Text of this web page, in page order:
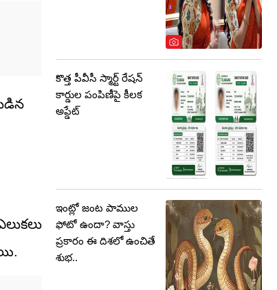
కొత్త పీవీసీ స్మార్ట్ రేషన్
కార్డుల పంపిణీపై కీలక
అప్డేట్
ఇంట్లో జంట పాముల
ఫోటో ఉందా? వాస్తు
ప్రకారం ఈ దిశలో ఉంచితే
శుభ..